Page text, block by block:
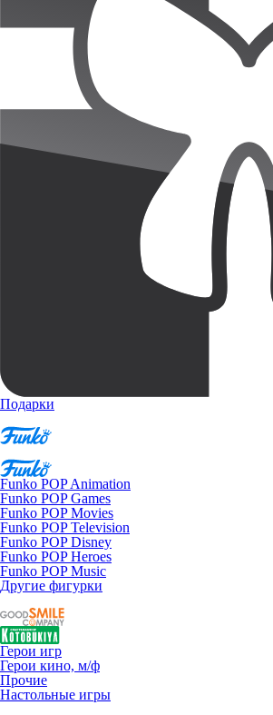
Подарки
Funko POP Animation
Funko POP Games
Funko POP Movies
Funko POP Television
Funko POP Disney
Funko POP Heroes
Funko POP Music
Другие фигурки
Герои игр
Герои кино, м/ф
Прочие
Настольные игры